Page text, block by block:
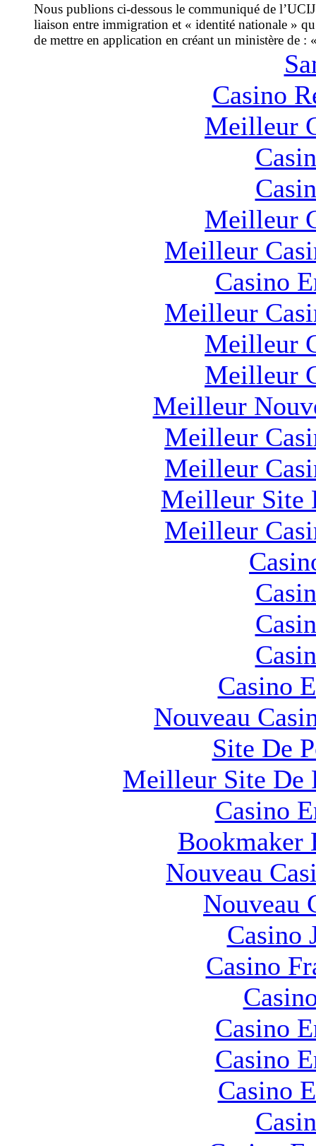
Nous publions ci-dessous le communiqué de
liaison entre immigration et « identité nationale »
de mettre en application en créant un ministère de :
Casino
Meilleur
Meilleur
Meilleur
Casino
Meilleur
Meilleur
Meilleur
Meilleur
Meilleur
Meilleur
Meilleur Site
Meilleur
Casino
Nouveau
Site De
Meilleur Site De
Casino
Bookmaker
Nouveau
Nouveau
Casino
Casino
Casino
Casino
Casino